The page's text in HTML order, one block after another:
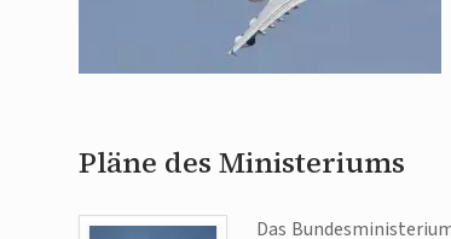
Pläne des Ministeriums
Das